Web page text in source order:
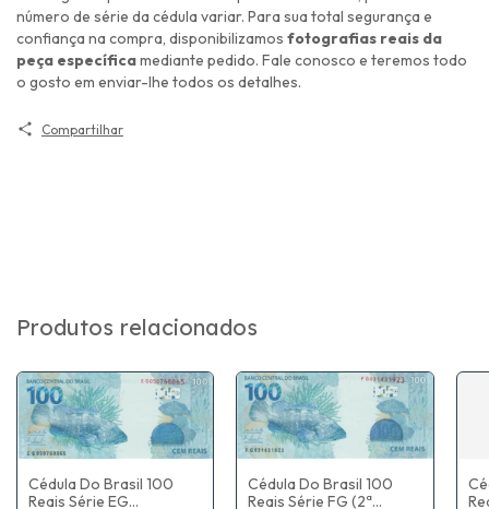
número de série da cédula variar. Para sua total segurança e
confiança na compra, disponibilizamos fotografias reais da
peça específicamediante pedido. Fale conosco e teremos todo
o gosto em enviar-lhe todos os detalhes.
Compartilhar
Produtos relacionados
Cédula Do Brasil 100
Reais Série EG
Cédula Do Brasil 100
Reais Série FG (2ª